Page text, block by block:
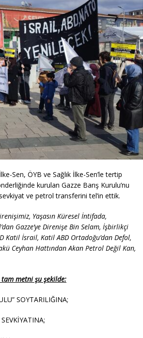
Sen, ÖYB ve Sağlık İlke-Sen’le tertip
kurulan Gazze Barış Kurulu’nu
ve petrol transferini tel’in ettik.
Yaşasın Küresel İntifada,
Gazze’ye Direnişe Bin Selam, İşbirlikçi
Katil İsrail, Katil ABD Ortadoğu’dan Defol,
Ceyhan Hattından Akan Petrol Değil Kan,
tam metni şu şekilde:
SOYTARILIĞINA;